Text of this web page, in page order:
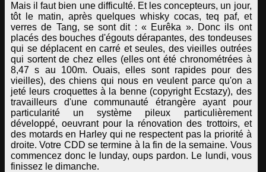
Mais il faut bien une difficulté. Et les concepteurs, un jour,
tôt le matin, après quelques whisky cocas, teq paf, et
verres de Tang, se sont dit : « Eurêka ». Donc ils ont
placés des bouches d'égouts dérapantes, des tondeuses
qui se déplacent en carré et seules, des vieilles outrées
qui sortent de chez elles (elles ont été chronométrées à
8,47 s au 100m. Ouais, elles sont rapides pour des
vieilles), des chiens qui nous en veulent parce qu'on a
jeté leurs croquettes à la benne (copyright Ecstazy), des
travailleurs d'une communauté étrangère ayant pour
particularité un système pileux particulièrement
développé, oeuvrant pour la rénovation des trottoirs, et
des motards en Harley qui ne respectent pas la priorité à
droite. Votre CDD se termine à la fin de la semaine. Vous
commencez donc le lunday, oups pardon. Le lundi, vous
finissez le dimanche.